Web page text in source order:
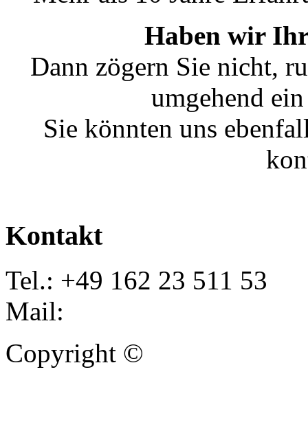
Haben wir Ihr
Dann zögern Sie nicht,
umgehend
Sie könnten uns
Kontakt
Tel.: +49 162 23 511 53
Mail:
Copyright ©